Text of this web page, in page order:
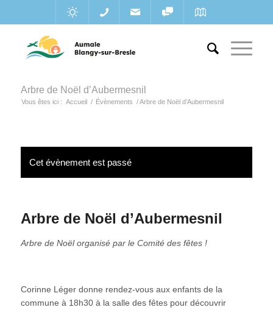
Arbre de Noël d’Aubermesnil
Vous êtes ici : Accueil / Évènements / Arbre de Noël d’Aubermesnil
Cet évènement est passé
Arbre de Noël d’Aubermesnil
Arbre de Noël organisé par le Comité des fêtes !
Corinne Léger donne rendez-vous aux enfants de la
commune à 18h30 à la salle des fêtes pour découvrir